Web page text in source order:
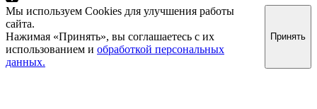
Мы используем Cookies для улучшения работы
сайта.
Нажимая «Принять», вы соглашаетесь с их
использованием и обработкой персональных
данных.
Принять